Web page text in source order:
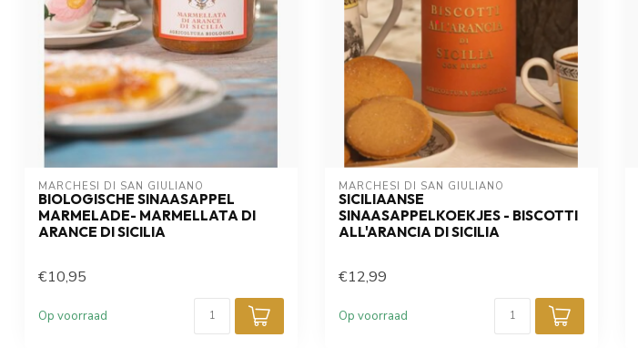
MARCHESI DI SAN GIULIANO
BIOLOGISCHE SINAASAPPEL
MARMELADE- MARMELLATA DI
ARANCE DI SICILIA
€10,95
Op voorraad
MARCHESI DI SAN GIULIANO
SICILIAANSE
SINAASAPPELKOEKJES - BISCOTTI
ALL'ARANCIA DI SICILIA
€12,99
Op voorraad